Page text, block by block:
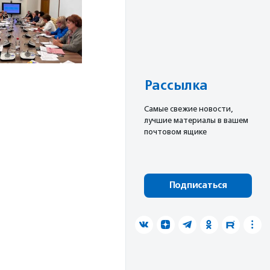
Рассылка
Cамые свежие новости,
лучшие материалы в вашем
почтовом ящике
Подписаться